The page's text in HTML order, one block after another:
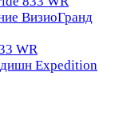
ВизиоГранд
WR
Expedition